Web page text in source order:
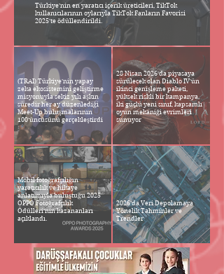
Türkiye’nin en yaratıcı içerik üreticileri, TikTok
kullanıcılarının oylarıyla TikTok Fanların Favorisi
2025’te ödüllendirildi.
(TRAI) Türkiye’nin yapay
zeka ekosistemini geliştirme
misyonuyla sekiz yılı aşkın
süredir her ay düzenlediği
Meet-Up buluşmalarının
100’üncüsünü gerçekleştirdi
28 Nisan 2026'da piyasaya
sürülecek olan Diablo IV'ün
ikinci genişleme paketi,
yüksek riskli bir kampanya,
iki güçlü yeni sınıf, kapsamlı
oyun mekaniği evrimleri
sunuyor
Mobil fotoğrafçılığın
yaratıcılık ve hikaye
anlatımıyla buluştuğu 2025
OPPO Fotoğrafçılık
Ödülleri’nin kazananları
açıklandı.
2026’da Veri Depolamaya
Yönelik Tahminler ve
Trendler